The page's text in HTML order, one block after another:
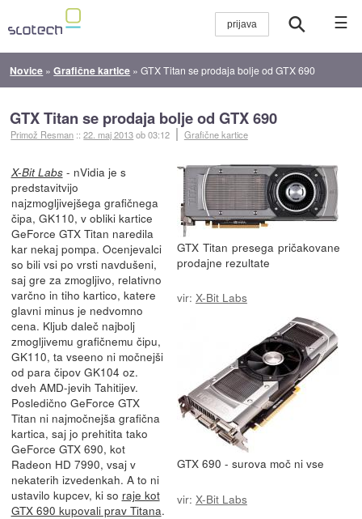
☰
Novice »Grafične kartice »GTX Titan se prodaja bolje od GTX 690
GTX Titan se prodaja bolje od GTX 690
Primož Resman ::22. maj 2013ob 03:12 Grafične kartice
GTX Titan presega pričakovane
prodajne rezultate
vir: X-Bit Labs
GTX 690 - surova moč ni vse
vir: X-Bit Labs
X-Bit Labs- nVidia je s
predstavitvijo
najzmogljivejšega grafičnega
čipa, GK110, v obliki kartice
GeForce GTX Titan naredila
kar nekaj pompa. Ocenjevalci
so bili vsi po vrsti navdušeni,
saj gre za zmogljivo, relativno
varčno in tiho kartico, katere
glavni minus je nedvomno
cena. Kljub daleč najbolj
zmogljivemu grafičnemu čipu,
GK110, ta vseeno ni močnejši
od para čipov GK104 oz.
dveh AMD-jevih Tahitijev.
Posledično GeForce GTX
Titan ni najmočnejša grafična
kartica, saj jo prehitita tako
GeForce GTX 690, kot
Radeon HD 7990, vsaj v
nekaterih izvedenkah. A to ni
ustavilo kupcev, ki so raje kot
GTX 690 kupovali prav Titana.